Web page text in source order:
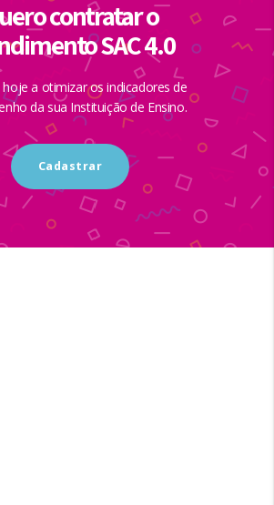
contratar o
SAC 4.0
a otimizar os indicadores de
da sua Instituição de Ensino.
Cadastrar